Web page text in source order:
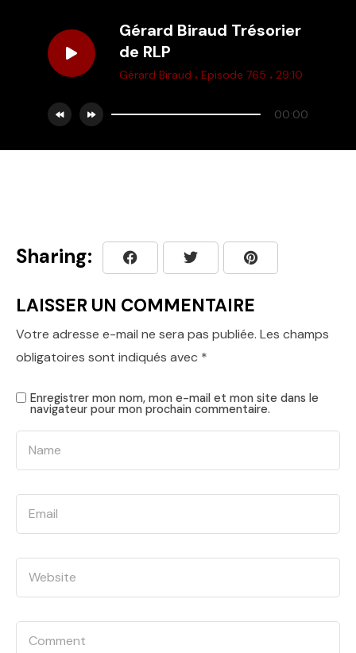
Gérard Biraud Trésorier
de RLP
Gérard Biraud . Episode 765 . 29:10
00:00
Sharing:
LAISSER UN COMMENTAIRE
Votre adresse e-mail ne sera pas publiée. Les champs
obligatoires sont indiqués avec *
Enregistrer mon nom, mon e-mail et mon site dans le
navigateur pour mon prochain commentaire.